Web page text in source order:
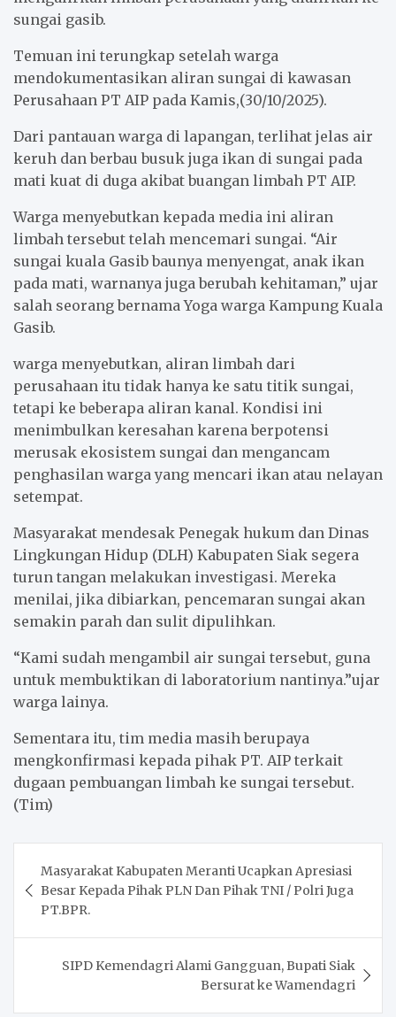
sungai gasib.
Temuan ini terungkap setelah warga
mendokumentasikan aliran sungai di kawasan
Perusahaan PT AIP pada Kamis,(30/10/2025).
Dari pantauan warga di lapangan, terlihat jelas air
keruh dan berbau busuk juga ikan di sungai pada
mati kuat di duga akibat buangan limbah PT AIP.
Warga menyebutkan kepada media ini aliran
limbah tersebut telah mencemari sungai. “Air
sungai kuala Gasib baunya menyengat, anak ikan
pada mati, warnanya juga berubah kehitaman,” ujar
salah seorang bernama Yoga warga Kampung Kuala
Gasib.
warga menyebutkan, aliran limbah dari
perusahaan itu tidak hanya ke satu titik sungai,
tetapi ke beberapa aliran kanal. Kondisi ini
menimbulkan keresahan karena berpotensi
merusak ekosistem sungai dan mengancam
penghasilan warga yang mencari ikan atau nelayan
setempat.
Masyarakat mendesak Penegak hukum dan Dinas
Lingkungan Hidup (DLH) Kabupaten Siak segera
turun tangan melakukan investigasi. Mereka
menilai, jika dibiarkan, pencemaran sungai akan
semakin parah dan sulit dipulihkan.
“Kami sudah mengambil air sungai tersebut, guna
untuk membuktikan di laboratorium nantinya.”ujar
warga lainya.
Sementara itu, tim media masih berupaya
mengkonfirmasi kepada pihak PT. AIP terkait
dugaan pembuangan limbah ke sungai tersebut.
(Tim)
navigation
Masyarakat Kabupaten Meranti Ucapkan Apresiasi
Besar Kepada Pihak PLN Dan Pihak TNI / Polri Juga
PT.BPR.
SIPD Kemendagri Alami Gangguan, Bupati Siak
Bersurat ke Wamendagri